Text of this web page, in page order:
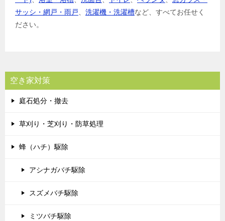
サッシ・網戸・雨戸、 洗濯機・洗濯槽など、すべてお任せく
ださい。
空き家対策
庭石処分・撤去
草刈り・芝刈り・防草処理
蜂（ハチ）駆除
アシナガバチ駆除
スズメバチ駆除
ミツバチ駆除